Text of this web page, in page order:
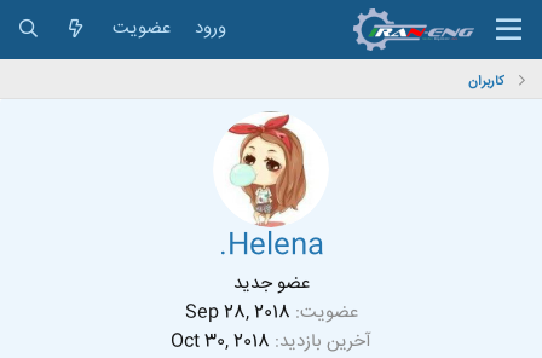
ورود عضویت
کاربران
.Helena
عضو جدید
عضویت Sep 28, 2018
آخرین بازدید Oct 30, 2018